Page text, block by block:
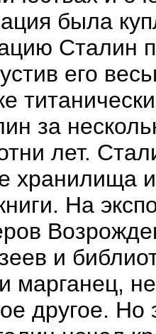
была
Сталин
его
за
лет.
хранилища
На
и
марганец,
другое. Но